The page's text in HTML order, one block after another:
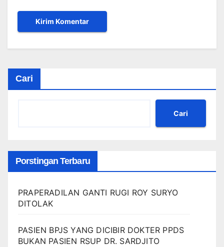
Cari
Cari
Porstingan Terbaru
PRAPERADILAN GANTI RUGI ROY SURYO
DITOLAK
PASIEN BPJS YANG DICIBIR DOKTER PPDS
BUKAN PASIEN RSUP DR. SARDJITO